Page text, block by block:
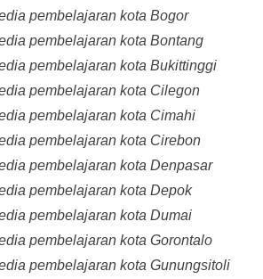
pembelajaran kota Bogor
pembelajaran kota Bontang
pembelajaran kota Bukittinggi
pembelajaran kota Cilegon
pembelajaran kota Cimahi
pembelajaran kota Cirebon
pembelajaran kota Denpasar
pembelajaran kota Depok
pembelajaran kota Dumai
pembelajaran kota Gorontalo
pembelajaran kota Gunungsitoli